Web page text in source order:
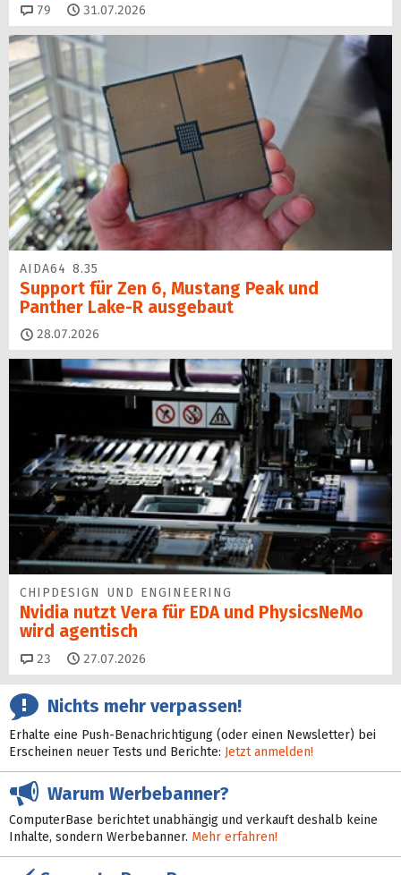
79 Kommentare
31.07.2026
AIDA64 8.35
Support für Zen 6, Mustang Peak und
Panther Lake-R ausgebaut
28.07.2026
CHIPDESIGN UND ENGINEERING
Nvidia nutzt Vera für EDA und PhysicsNeMo
wird agentisch
23 Kommentare
27.07.2026
Nichts mehr verpassen!
Erhalte eine Push-Benachrichtigung (oder einen Newsletter) bei
Erscheinen neuer Tests und Berichte: Jetzt anmelden!
Warum Werbebanner?
ComputerBase berichtet unabhängig und verkauft deshalb keine
Inhalte, sondern Werbebanner. Mehr erfahren!